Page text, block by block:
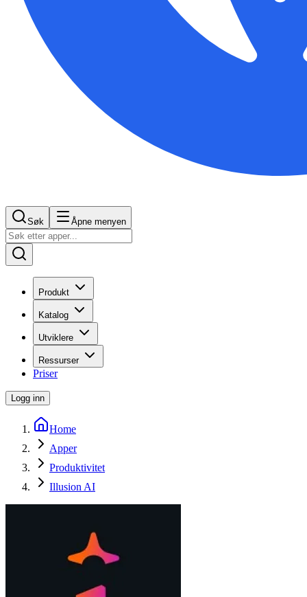
Søk Åpne menyen
Produkt
Katalog
Utviklere
Ressurser
Priser
Logg inn
Home
Apper
Produktivitet
Illusion AI